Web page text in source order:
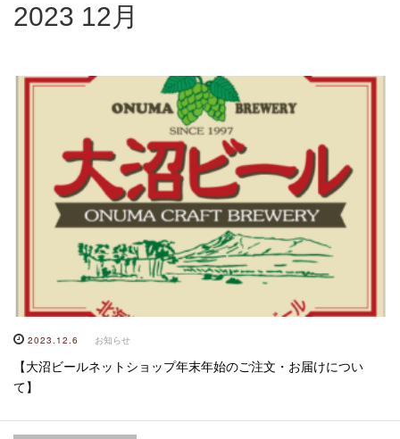
2023 12月
2023.12.6 お知らせ
【大沼ビールネットショップ年末年始のご注文・お届けについ
て】